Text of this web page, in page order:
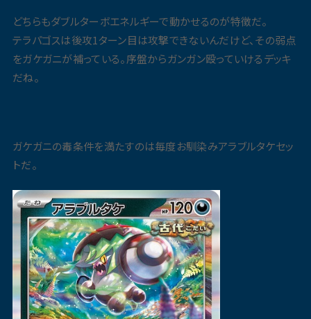
どちらもダブルターボエネルギーで動かせるのが特徴だ。
テラパゴスは後攻1ターン目は攻撃できないんだけど、その弱点
をガケガニが補っている。序盤からガンガン殴っていけるデッキ
だね。
ガケガニの毒条件を満たすのは毎度お馴染みアラブルタケセッ
トだ。